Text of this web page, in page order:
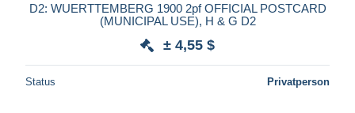
D2: WUERTTEMBERG 1900 2pf OFFICIAL POSTCARD
(MUNICIPAL USE), H & G D2
± 4,55 $
Status Privatperson